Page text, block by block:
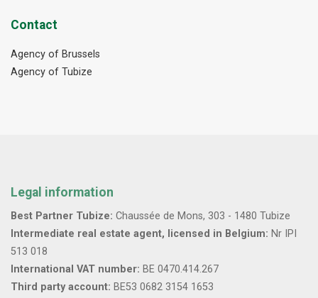
Contact
Agency of Brussels
Agency of Tubize
Legal information
Best Partner Tubize: Chaussée de Mons, 303 - 1480 Tubize
Intermediate real estate agent, licensed in Belgium: Nr IPI
513 018
International VAT number: BE 0470.414.267
Third party account: BE53 0682 3154 1653